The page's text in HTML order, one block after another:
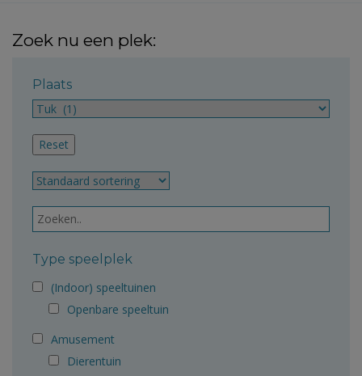
Zoek nu een plek:
Plaats
Type speelplek
(Indoor) speeltuinen
Openbare speeltuin
Amusement
Dierentuin